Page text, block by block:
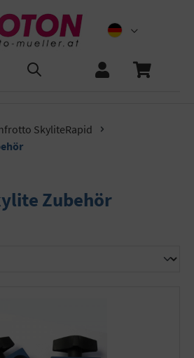
SkyliteRapid
Zubehör